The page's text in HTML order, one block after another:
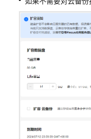
管
理
L
例
像
理